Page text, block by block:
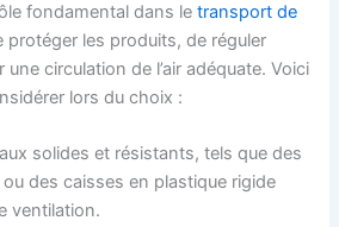
fondamental dans letransport de
protéger les produits, de réguler
une circulation de l’air adéquate. Voici
lors du choix :
solides et résistants, tels que des
des caisses en plastique rigide
ventilation.